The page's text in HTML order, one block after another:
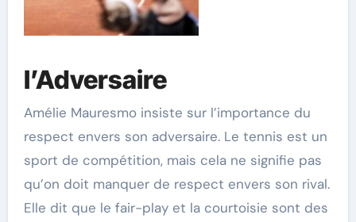
l’Adversaire
Amélie Mauresmo insiste sur l’importance du
respect envers son adversaire. Le tennis est un
sport de compétition, mais cela ne signifie pas
qu’on doit manquer de respect envers son rival.
Elle dit que le fair-play et la courtoisie sont des